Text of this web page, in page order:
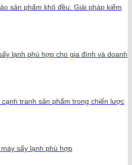
sản phẩm khô đều: Giải pháp kiểm
lạnh phù hợp cho gia đình và doanh
tranh sản phẩm trong chiến lược
sấy lạnh phù hợp